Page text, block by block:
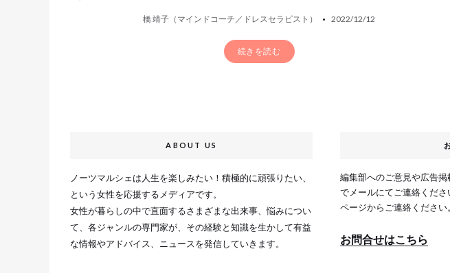
橋 靖子（マインドコーチ／ドレスセラピスト） 2022/12/12
続きを読む
ABOUT US
ノーツマルシェは人生を楽しみたい！積極的に頑張りたい、
という女性を応援するメディアです。
女性が暮らしの中で直面するさまざまな出来事、悩みについ
て、各ジャンルの専門家が、その経験と知識を生かして有益
な情報やアドバイス、ニュースを発信していきます。
編集部へのご意見や広告
でメールにてご連絡くだ
ページからご連絡ください
お問合せはこちら